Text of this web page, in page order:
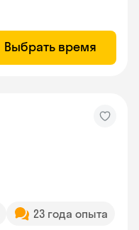
Выбрать время
23 года опыта